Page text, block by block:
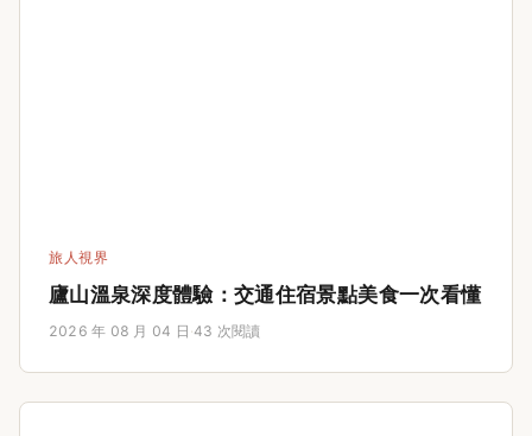
旅人視界
廬山溫泉深度體驗：交通住宿景點美食一次看懂
2026 年 08 月 04 日 ·43 次閱讀